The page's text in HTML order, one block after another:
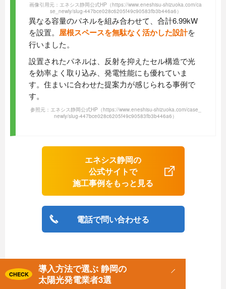
CHECK
導入方法で選ぶ 静岡の
太陽光発電業者3選
画像引用元：エネシス静岡公式HP （https://www.eneshisu-shizuoka.com/ca
se_newly/slug-447bce028c6205f49c90583fb3b446a6）
異なる容量のパネルを組み合わせて、合計6.99kW
を設置。 屋根スペースを無駄なく活かした設計を
行いました。
設置されたパネルは、反射を抑えたセル構造で光
を効率よく取り込み、発電性能にも優れていま
す。住まいに合わせた提案力が感じられる事例で
す。
参照元：エネシス静岡公式HP （https://www.eneshisu-shizuoka.com/case_
newly/slug-447bce028c6205f49c90583fb3b446a6）
エネシス静岡の
公式サイトで
施工事例をもっと見る
電話で問い合わせる
CHECK
導入方法で選ぶ 静岡の
太陽光発電業者3選